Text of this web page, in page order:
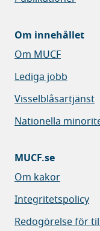
Om innehållet
Om MUCF
Lediga jobb
Visselblåsartjänst
Nationella
MUCF.se
Om kakor
Integritetspolicy
Redogörelse för